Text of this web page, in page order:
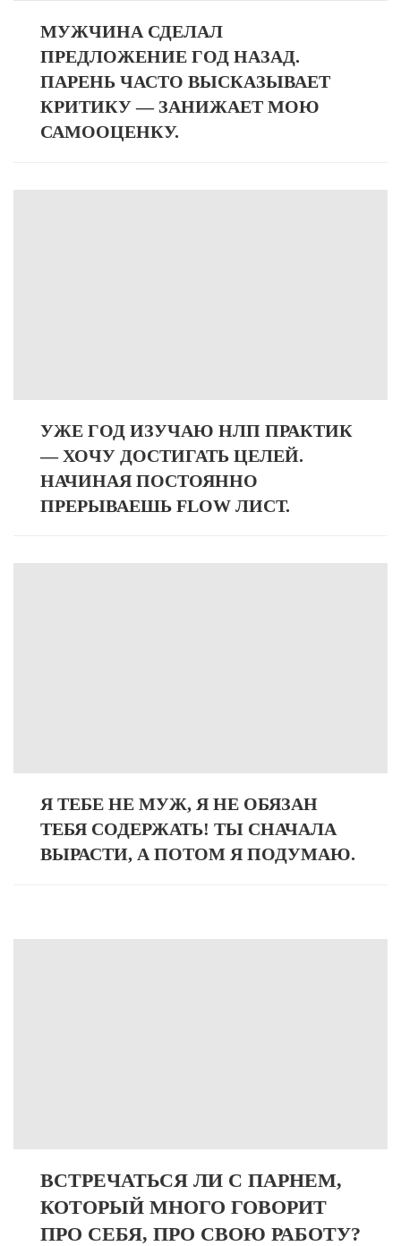
МУЖЧИНА СДЕЛАЛ
ПРЕДЛОЖЕНИЕ ГОД НАЗАД.
ПАРЕНЬ ЧАСТО ВЫСКАЗЫВАЕТ
КРИТИКУ — ЗАНИЖАЕТ МОЮ
САМООЦЕНКУ.
УЖЕ ГОД ИЗУЧАЮ НЛП ПРАКТИК
— ХОЧУ ДОСТИГАТЬ ЦЕЛЕЙ.
НАЧИНАЯ ПОСТОЯННО
ПРЕРЫВАЕШЬ FLOW ЛИСТ.
Я ТЕБЕ НЕ МУЖ, Я НЕ ОБЯЗАН
ТЕБЯ СОДЕРЖАТЬ! ТЫ СНАЧАЛА
ВЫРАСТИ, А ПОТОМ Я ПОДУМАЮ.
ВСТРЕЧАТЬСЯ ЛИ С ПАРНЕМ,
КОТОРЫЙ МНОГО ГОВОРИТ
ПРО СЕБЯ, ПРО СВОЮ РАБОТУ?